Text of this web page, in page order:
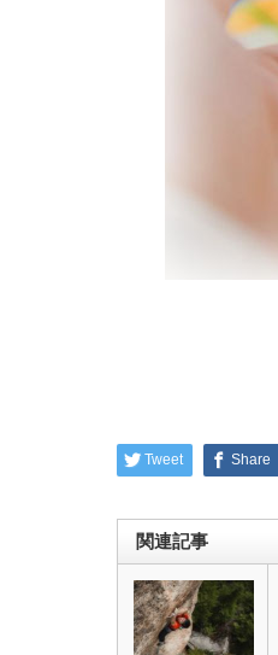
Tweet Share
関連記事